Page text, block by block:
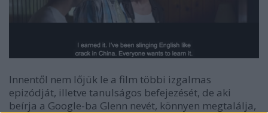
Innentől nem lőjük le a film többi izgalmas
epizódját, illetve tanulságos befejezését, de aki
beírja a Google-ba Glenn nevét, könnyen megtalálja,